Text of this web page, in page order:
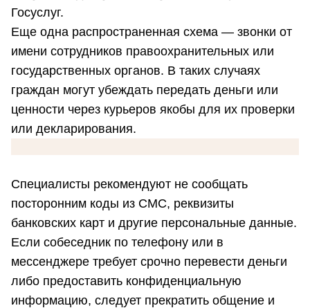
Госуслуг.
Еще одна распространенная схема — звонки от
имени сотрудников правоохранительных или
государственных органов. В таких случаях
граждан могут убеждать передать деньги или
ценности через курьеров якобы для их проверки
или декларирования.
Специалисты рекомендуют не сообщать
посторонним коды из СМС, реквизиты
банковских карт и другие персональные данные.
Если собеседник по телефону или в
мессенджере требует срочно перевести деньги
либо предоставить конфиденциальную
информацию, следует прекратить общение и